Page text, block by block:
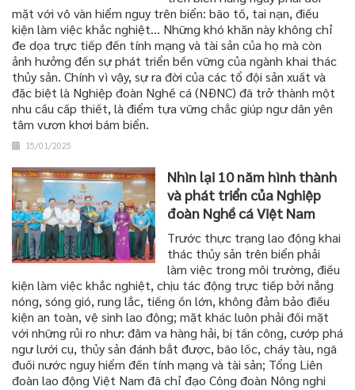
mặt với vô vàn hiểm nguy trên biển: bão tố, tai nạn, điều
kiện làm việc khắc nghiệt... Những khó khăn này không chỉ
đe dọa trực tiếp đến tính mạng và tài sản của họ mà còn
ảnh hưởng đến sự phát triển bền vững của ngành khai thác
thủy sản. Chính vì vậy, sự ra đời của các tổ đội sản xuất và
đặc biệt là Nghiệp đoàn Nghề cá (NĐNC) đã trở thành một
nhu cầu cấp thiết, là điểm tựa vững chắc giúp ngư dân yên
tâm vươn khơi bám biển.
15/01/2025
Nhìn lại 10 năm hình thành
và phát triển của Nghiệp
đoàn Nghề cá Việt Nam
Trước thực trạng lao động khai
thác thủy sản trên biển phải
làm việc trong môi trường, điều
kiện làm việc khắc nghiệt, chịu tác động trực tiếp bởi nắng
nóng, sóng gió, rung lắc, tiếng ồn lớn, không đảm bảo điều
kiện an toàn, vệ sinh lao động; mặt khác luôn phải đối mặt
với những rủi ro như: đâm va hàng hải, bị tấn công, cướp phá
ngư lưới cụ, thủy sản đánh bắt được, bão lốc, cháy tàu, ngã
đuối nước nguy hiểm đến tính mạng và tài sản; Tổng Liên
đoàn lao động Việt Nam đã chỉ đạo Công đoàn Nông nghi